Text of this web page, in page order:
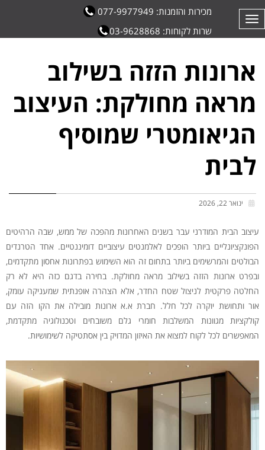
מכירות והזמנות: 077-9977949
שרות לקוחות: 03-9628868
תפריט
ארונות הזזה בשילוב
מראה מחולקת: העיצוב
הגיאומטרי שמוסיף
לבית
ינואר 22, 2026
עיצוב הבית המודרני עבר בשנים האחרונות מהפכה של ממש, שבה הרהיטים
הפונקציונליים ביותר הופכים לאלמנטים עיצוביים דומיננטיים. אחד הטרנדים
הבולטים והמרשימים ביותר בתחום זה הוא השימוש בפתרונות אחסון מתקדמים,
ובפרט ארונות הזזה בשילוב מראה מחולקת. בחירה בדגם כזה היא לא רק
החלטה פרקטית לניצול שטח החדר, אלא הצהרה אופנתית שמעניקה עומק,
אור ותחושת יוקרה לכל חלל. חברת א.א ארונות מובילה את הקו הזה עם
קולקציות מגוונות המשלבות חומרי גלם משובחים וטכנולוגיה מתקדמת,
המאפשרים לכל לקוח למצוא את האיזון המדויק בין אסתטיקה לשימושיות.